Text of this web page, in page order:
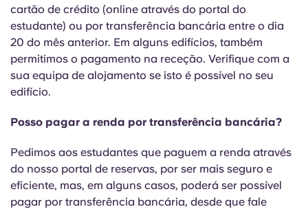
cartão de crédito (online através do portal do
estudante) ou por transferência bancária entre o dia
20 do mês anterior. Em alguns edifícios, também
permitimos o pagamento na receção. Verifique com a
sua equipa de alojamento se isto é possível no seu
edifício.
Posso pagar a renda por transferência bancária?
Pedimos aos estudantes que paguem a renda através
do nosso portal de reservas, por ser mais seguro e
eficiente, mas, em alguns casos, poderá ser possível
pagar por transferência bancária, desde que fale